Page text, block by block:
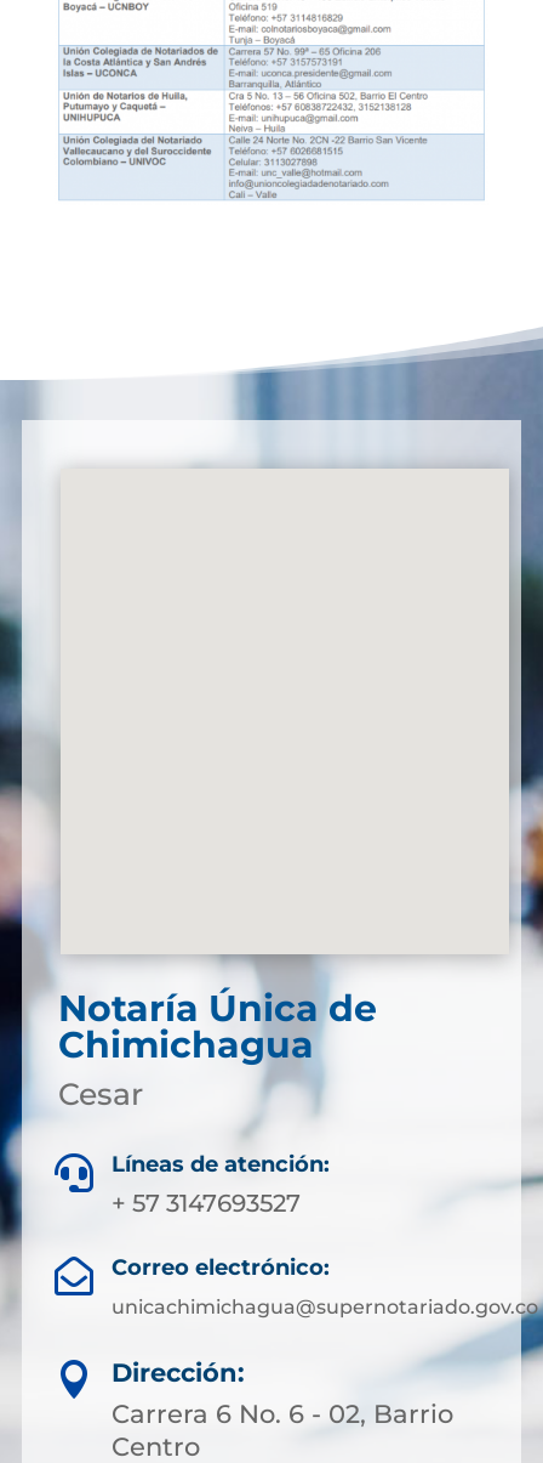
Notaría Única de
Chimichagua
Cesar
 Líneas de atención:
+ 57 3147693527
 Correo electrónico:
unicachimichagua@supernotariado.gov.co

Dirección:
Carrera 6 No. 6 - 02, Barrio
Centro